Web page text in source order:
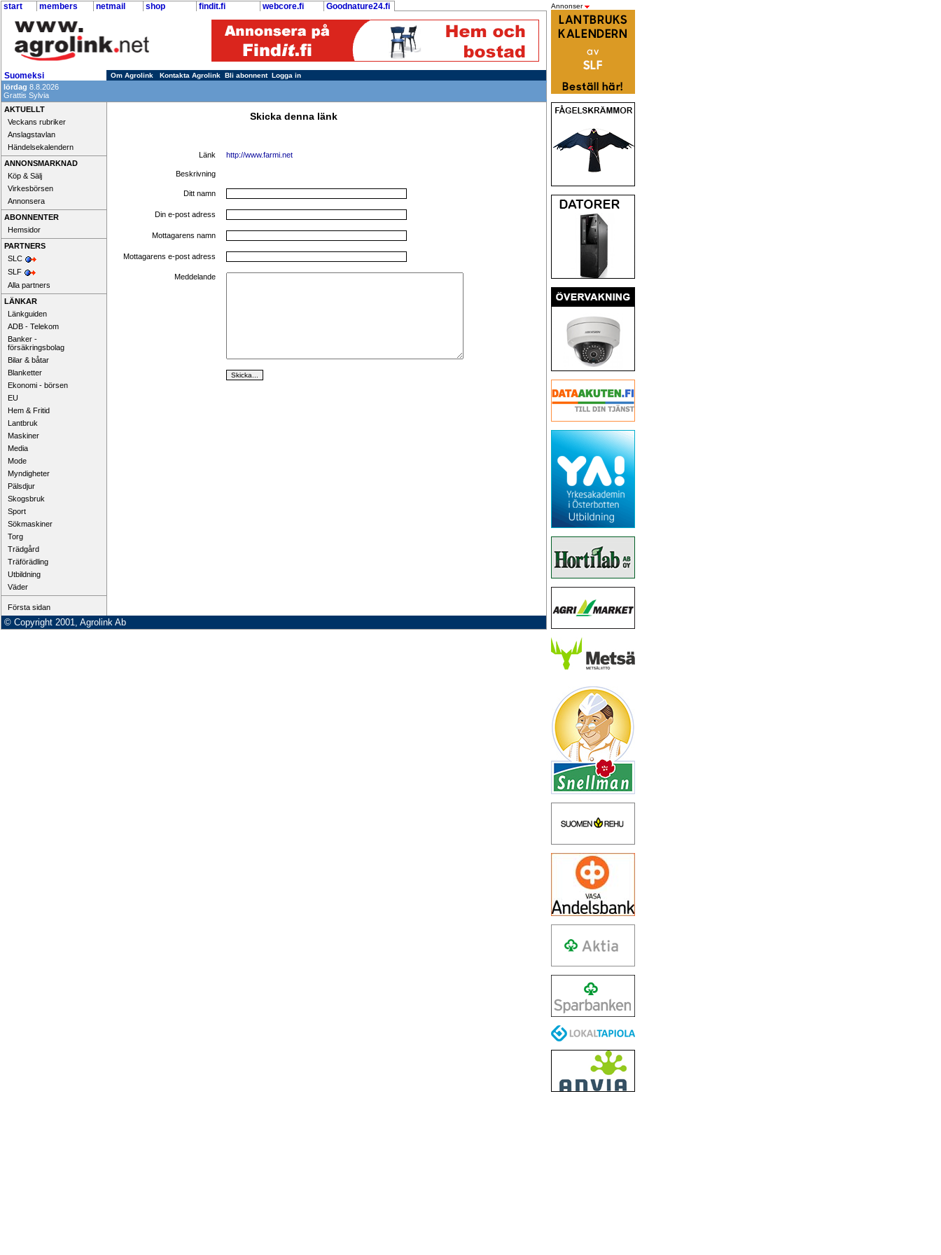
start members netmail shop findit.fi webcore.fi Goodnature24.fi
Suomeksi Om Agrolink Kontakta Agrolink Bli abonnent Logga in
lördag 8.8.2026
Grattis Sylvia
AKTUELLT
Veckans rubriker
Anslagstavlan
Händelsekalendern
ANNONSMARKNAD
Köp & Sälj
Virkesbörsen
Annonsera
ABONNENTER
Hemsidor
PARTNERS
SLC
SLF
Alla partners
LÄNKAR
Länkguiden
ADB - Telekom
Banker -
försäkringsbolag
Bilar & båtar
Blanketter
Ekonomi - börsen
EU
Hem & Fritid
Lantbruk
Maskiner
Media
Mode
Myndigheter
Pälsdjur
Skogsbruk
Sport
Sökmaskiner
Torg
Trädgård
Träförädling
Utbildning
Väder
Första sidan
Skicka denna länk
Länk http://www.farmi.net
Beskrivning
Ditt namn
Din e-post adress
Mottagarens namn
Mottagarens e-post adress
Meddelande
Annonser
© Copyright 2001, Agrolink Ab